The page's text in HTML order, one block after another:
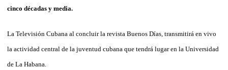
cinco décadas y media.
La Televisión Cubana al concluir la revista Buenos Días, transmitirá en vivo
la actividad central de la juventud cubana que tendrá lugar en la Universidad
de La Habana.